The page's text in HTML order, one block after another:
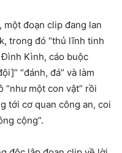
đoạn clip đang lan
trong đó “thủ lĩnh tinh
Kình, cáo buộc
“đánh, đá” và làm
một con vật” rồi
tới cơ quan công an, coi
cộng”.